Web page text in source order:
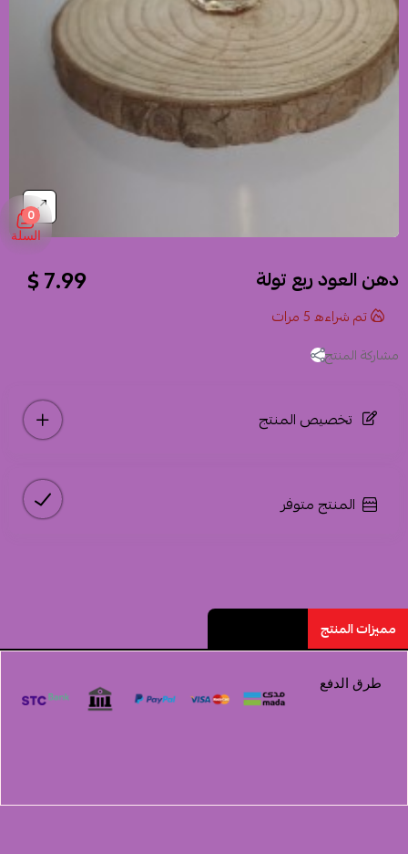
0
السلة
دهن العود ربع تولة 7.99 $
تم شراءه5مرات
مشاركة المنتج
تخصيص المنتج
إضافة ملاحظة
اسحب و افلت الملف هنا
استعراض
المنتج متوفر
مميزات المنتج
طرق الدفع